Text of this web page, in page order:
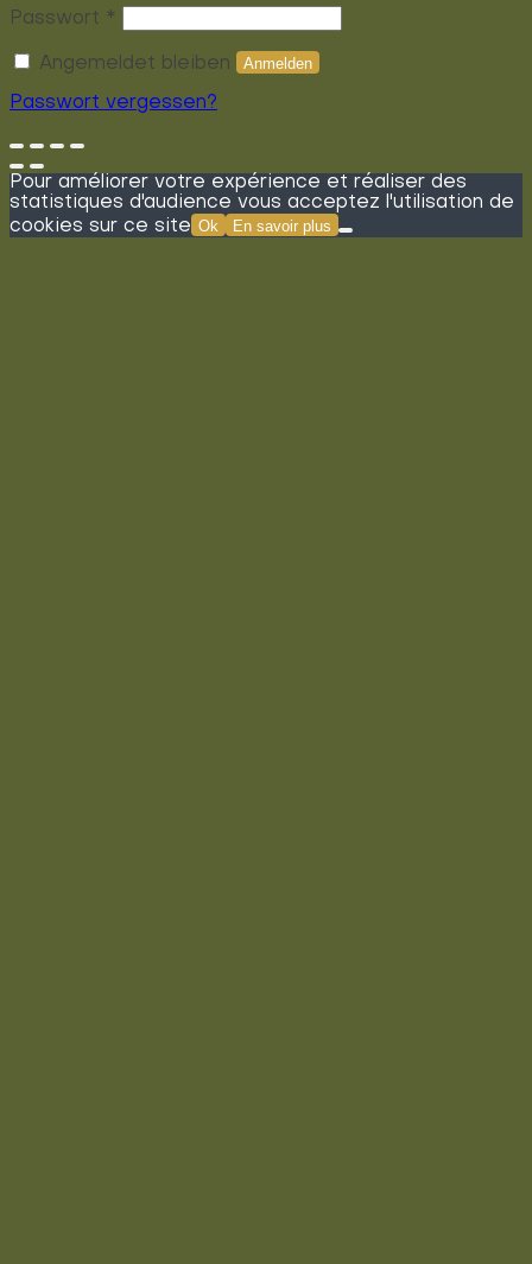
Passwort *
Angemeldet bleiben Anmelden
Passwort vergessen?
Pour améliorer votre expérience et réaliser des
statistiques d'audience vous acceptez l'utilisation de
cookies sur ce site Ok En savoir plus